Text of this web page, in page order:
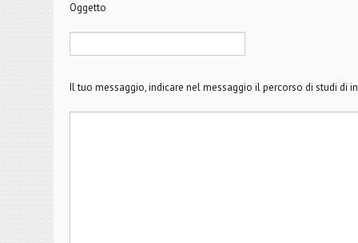
Oggetto
Il tuo messaggio, indicare nel messaggio il percorso di studi di